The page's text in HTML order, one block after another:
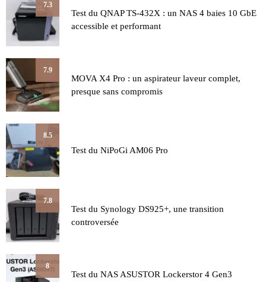
7.3
Test du QNAP TS-432X : un NAS 4 baies 10 GbE
accessible et performant
7.9
MOVA X4 Pro : un aspirateur laveur complet,
presque sans compromis
8.5
Test du NiPoGi AM06 Pro
7.8
Test du Synology DS925+, une transition
controversée
8
Test du NAS ASUSTOR Lockerstor 4 Gen3